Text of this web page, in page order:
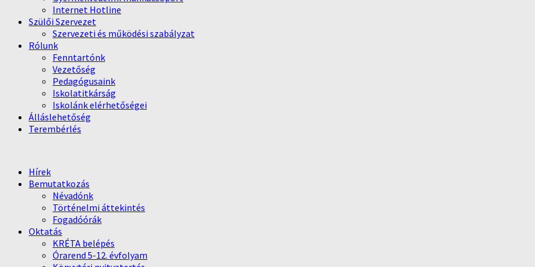
Internet Hotline
Szülői Szervezet
Szervezeti és működési szabályzat
Rólunk
Fenntartónk
Vezetőség
Pedagógusaink
Iskolatitkárság
Iskolánk elérhetőségei
Álláslehetőség
Terembérlés
Hírek
Bemutatkozás
Névadónk
Történelmi áttekintés
Fogadóórák
Oktatás
KRÉTA belépés
Órarend 5-12. évfolyam